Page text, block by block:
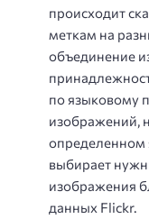
происходит
меткам на
объединение
по языковому
изображений,
определенном
выбирает
изображения
данных Flickr.